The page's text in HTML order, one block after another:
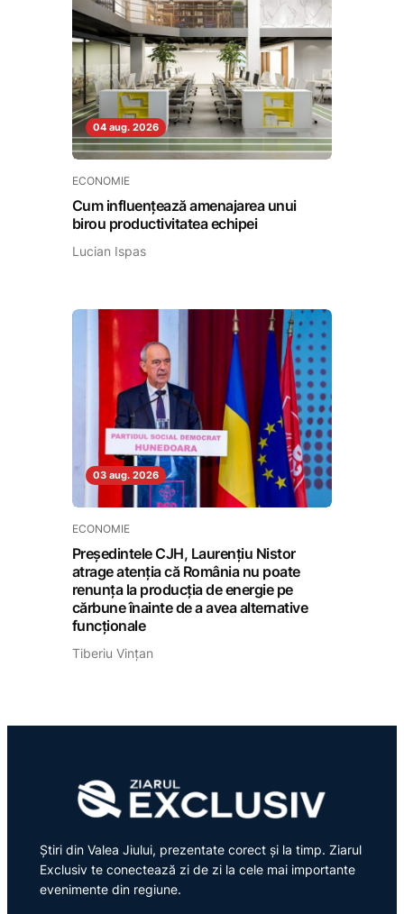
04 aug. 2026
ECONOMIE
Cum influențează amenajarea unui
birou productivitatea echipei
Lucian Ispas
03 aug. 2026
ECONOMIE
Președintele CJH, Laurențiu Nistor
atrage atenția că România nu poate
renunța la producția de energie pe
cărbune înainte de a avea alternative
funcționale
Tiberiu Vințan
Știri din Valea Jiului, prezentate corect și la timp. Ziarul
Exclusiv te conectează zi de zi la cele mai importante
evenimente din regiune.